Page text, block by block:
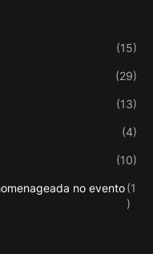
(15)
(29)
(13)
(4)
(10)
no evento(1
)